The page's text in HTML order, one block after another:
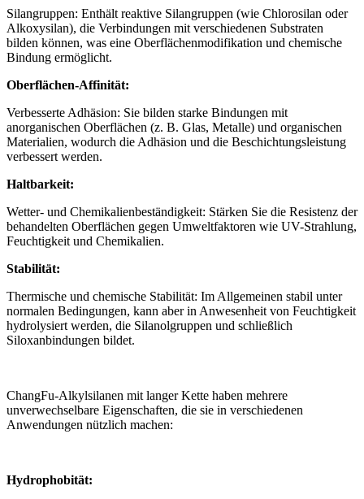
Silangruppen: Enthält reaktive Silangruppen (wie Chlorosilan oder
Alkoxysilan), die Verbindungen mit verschiedenen Substraten
bilden können, was eine Oberflächenmodifikation und chemische
Bindung ermöglicht.
Oberflächen-Affinität:
Verbesserte Adhäsion: Sie bilden starke Bindungen mit
anorganischen Oberflächen (z. B. Glas, Metalle) und organischen
Materialien, wodurch die Adhäsion und die Beschichtungsleistung
verbessert werden.
Haltbarkeit:
Wetter- und Chemikalienbeständigkeit: Stärken Sie die Resistenz der
behandelten Oberflächen gegen Umweltfaktoren wie UV-Strahlung,
Feuchtigkeit und Chemikalien.
Stabilität:
Thermische und chemische Stabilität: Im Allgemeinen stabil unter
normalen Bedingungen, kann aber in Anwesenheit von Feuchtigkeit
hydrolysiert werden, die Silanolgruppen und schließlich
Siloxanbindungen bildet.
ChangFu-Alkylsilanen mit langer Kette haben mehrere
unverwechselbare Eigenschaften, die sie in verschiedenen
Anwendungen nützlich machen:
Hydrophobität: